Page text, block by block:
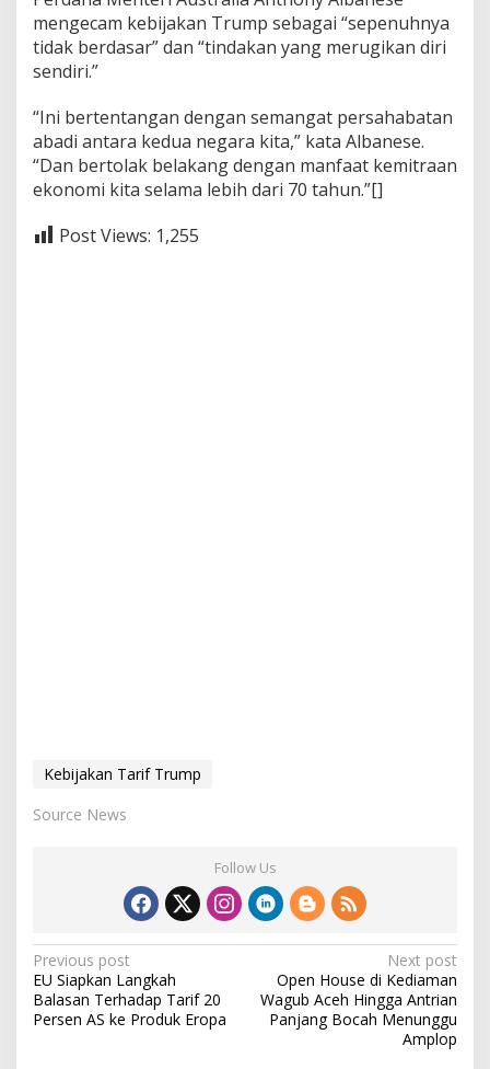
mengecam kebijakan Trump sebagai “sepenuhnya
tidak berdasar” dan “tindakan yang merugikan diri
sendiri.”
“Ini bertentangan dengan semangat persahabatan
abadi antara kedua negara kita,” kata Albanese.
“Dan bertolak belakang dengan manfaat kemitraan
ekonomi kita selama lebih dari 70 tahun.”[]
Post Views: 1,255
Kebijakan Tarif Trump
Source News
Follow Us
P
o
s
Previous post
EU Siapkan Langkah
Balasan Terhadap Tarif 20
Persen AS ke Produk Eropa
Next post
Open House di Kediaman
Wagub Aceh Hingga Antrian
Panjang Bocah Menunggu
Amplop